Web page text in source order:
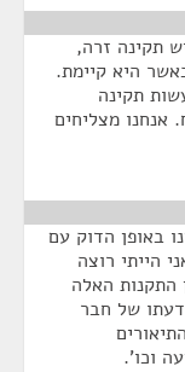
תקינה זרה,
היא קיימת.
תקינה
אנחנו מצליחים
באופן הדוק עם
הייתי רוצה
התקנות האלה
את דעתו של חבר
וכו'.